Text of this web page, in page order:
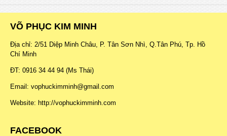
VÕ PHỤC KIM MINH
Địa chỉ: 2/51 Diệp Minh Châu, P. Tân Sơn Nhì, Q.Tân Phú, Tp. Hồ
Chí Minh
ĐT: 0916 34 44 94 (Ms Thái)
Email: vophuckimminh@gmail.com
Website: http://vophuckimminh.com
FACEBOOK